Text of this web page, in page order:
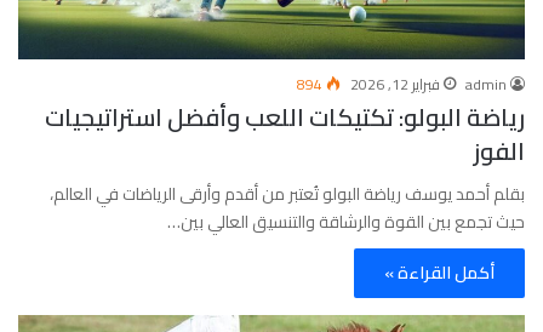
admin فبراير 12, 2026 894
رياضة البولو: تكتيكات اللعب وأفضل استراتيجيات
الفوز
بقلم أحمد يوسف رياضة البولو تُعتبر من أقدم وأرقى الرياضات في العالم،
حيث تجمع بين القوة والرشاقة والتنسيق العالي بين…
أكمل القراءة »